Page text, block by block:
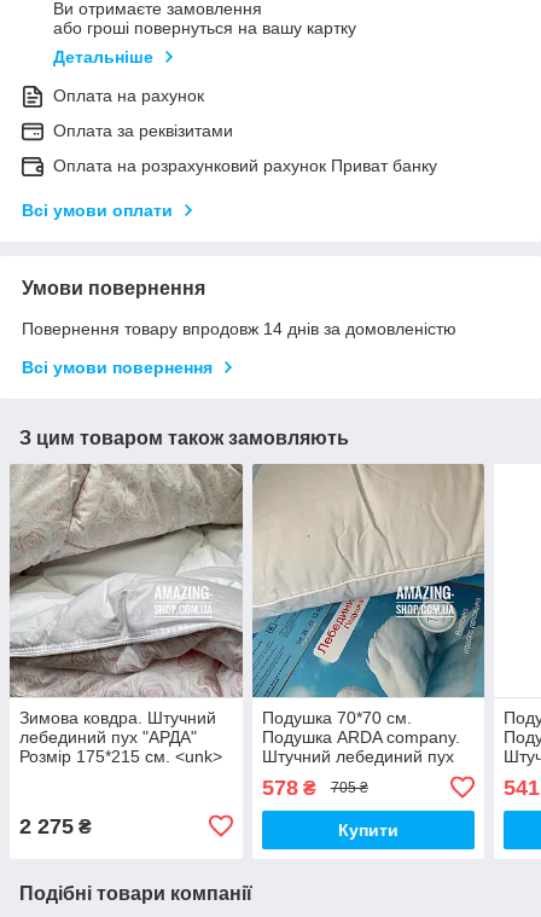
Ви отримаєте замовлення
або гроші повернуться на вашу картку
Детальніше
Оплата на рахунок
Оплата за реквізитами
Оплата на розрахунковий рахунок Приват банку
Всі умови оплати
Умови повернення
Повернення товару впродовж 14 днів за домовленістю
Всі умови повернення
З цим товаром також замовляють
Зимова ковдра. Штучний
лебединий пух "АРДА"
Розмір 175*215 см. <unk>
2 275 ₴
Подушка 70*70 см.
Подушка ARDA company.
Штучний лебединий пух
578₴ 705 ₴
Купити
541
Подібні товари компанії